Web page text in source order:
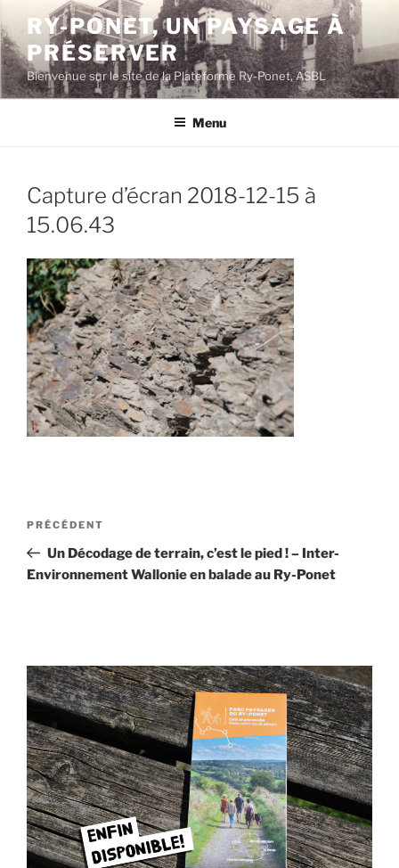
au
contenu
principal
RY-PONET, UN PAYSAGE À
PRÉSERVER
Bienvenue sur le site de la Plateforme Ry-Ponet, ASBL
Menu
Capture d’écran 2018-12-15 à
15.06.43
Navigation
l’article
Article
précédent
PRÉCÉDENT
Un Décodage de terrain, c’est le pied ! – Inter-
Environnement Wallonie en balade au Ry-Ponet